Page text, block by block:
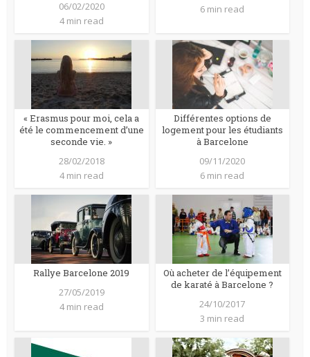
06/02/2020
4 min read
6 min read
« Erasmus pour moi, cela a
été le commencement d’une
seconde vie. »
28/02/2018
4 min read
Différentes options de
logement pour les étudiants
à Barcelone
09/11/2020
6 min read
Rallye Barcelone 2019
27/05/2019
4 min read
Où acheter de l’équipement
de karaté à Barcelone ?
24/10/2017
3 min read